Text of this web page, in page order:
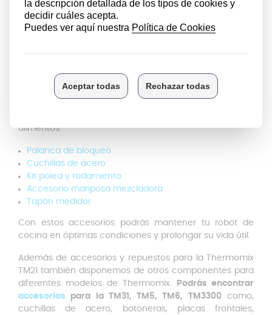
Esta espátula de Thermomix TM21 es apta para el
lavavajillas, lo que facilita la limpieza notablemente y te
hace ahorrar tiempo. También puedes lavarlo con
Descubre más accesorios y
repuestos Thermomix
alimentos:
Palanca de bloqueo
Cuchillas de acero
Kit polea y rodamiento
Accesorio mariposa mezcladora
Tapón medidor
Con estos accesorios podrás mantener tu robot de
cocina en óptimas condiciones y prolongar su vida útil.
Además de accesorios y repuestos para la Thermomix
TM21 también disponemos de otros componentes para
diferentes modelos de Thermomix.
Podrás encontrar
accesorios para la TM31, TM5, TM6, TM3300 como,
cuchillas de acero, botoneras, placas frontales,